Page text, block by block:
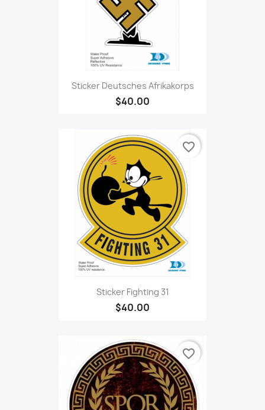
Sticker Deutsches Afrikakorps
$40.00
Sticker Fighting 31
$40.00
favorite_border
favorite_border